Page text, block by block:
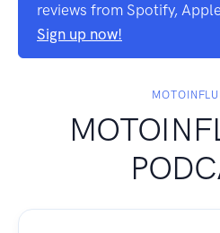
reviews from Spotify,
Sign up now!